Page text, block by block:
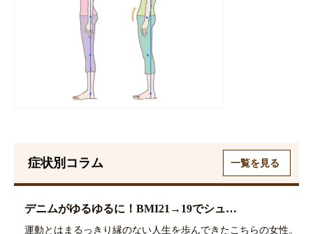
症状別コラム 一覧を見る
デニムがゆるゆるに！BMI21→19でシュ…
運動とはまるっきり縁のない人生を歩んできたこちらの女性。